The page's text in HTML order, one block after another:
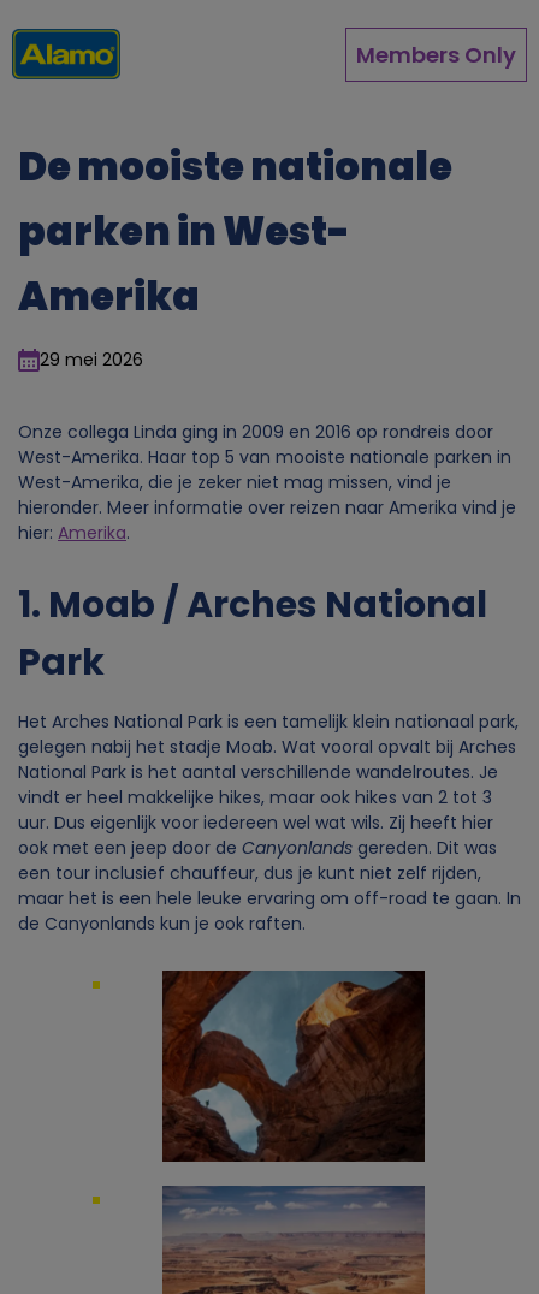
en
naar
Members Only
De mooiste nationale
parken in West-
Amerika
29 mei 2026
Onze collega Linda ging in 2009 en 2016 op rondreis door
West-Amerika. Haar top 5 van mooiste nationale parken in
West-Amerika, die je zeker niet mag missen, vind je
hieronder. Meer informatie over reizen naar Amerika vind je
hier: Amerika.
1. Moab / Arches National
Park
Het Arches National Park is een tamelijk klein nationaal park,
gelegen nabij het stadje Moab. Wat vooral opvalt bij Arches
National Park is het aantal verschillende wandelroutes. Je
vindt er heel makkelijke hikes, maar ook hikes van 2 tot 3
uur. Dus eigenlijk voor iedereen wel wat wils. Zij heeft hier
ook met een jeep door de Canyonlands gereden. Dit was
een tour inclusief chauffeur, dus je kunt niet zelf rijden,
maar het is een hele leuke ervaring om off-road te gaan. In
de Canyonlands kun je ook raften.
Image
Image